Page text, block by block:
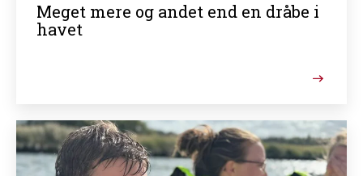
Meget mere og andet end en dråbe i
havet